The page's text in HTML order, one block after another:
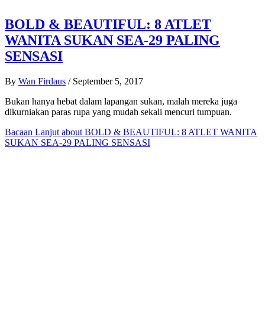
BOLD & BEAUTIFUL: 8 ATLET
WANITA SUKAN SEA-29 PALING
SENSASI
By Wan Firdaus / September 5, 2017
Bukan hanya hebat dalam lapangan sukan, malah mereka juga
dikurniakan paras rupa yang mudah sekali mencuri tumpuan.
Bacaan Lanjut about BOLD & BEAUTIFUL: 8 ATLET WANITA
SUKAN SEA-29 PALING SENSASI